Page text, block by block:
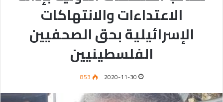
الاعتداءات والانتهاكات
الإسرائيلية بحق الصحفيين
الفلسطينيين
2020-11-30
853